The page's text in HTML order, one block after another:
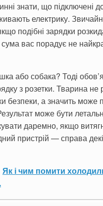
знати, що підключені
електрику.
подібні зарядки
вас порадує не
або собака? Тоді
з розетки. Тварина не
безпеки, а значить може
може бути
даремно, якщо
пристрій — справа
Як і чим помити